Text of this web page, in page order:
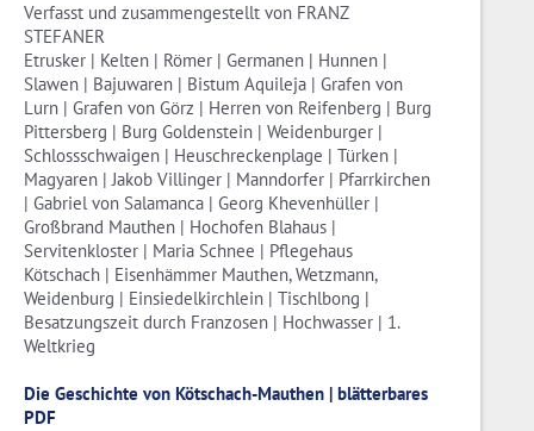
Verfasst und zusammengestellt von FRANZ
STEFANER
Etrusker | Kelten | Römer | Germanen | Hunnen |
Slawen | Bajuwaren | Bistum Aquileja | Grafen von
Lurn | Grafen von Görz | Herren von Reifenberg | Burg
Pittersberg | Burg Goldenstein | Weidenburger |
Schlossschwaigen | Heuschreckenplage | Türken |
Magyaren | Jakob Villinger | Manndorfer | Pfarrkirchen
| Gabriel von Salamanca | Georg Khevenhüller |
Großbrand Mauthen | Hochofen Blahaus |
Servitenkloster | Maria Schnee | Pflegehaus
Kötschach | Eisenhämmer Mauthen, Wetzmann,
Weidenburg | Einsiedelkirchlein | Tischlbong |
Besatzungszeit durch Franzosen | Hochwasser | 1.
Weltkrieg
Die Geschichte von Kötschach-Mauthen | blätterbares
PDF